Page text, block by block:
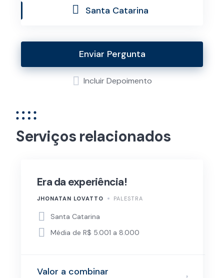
Santa Catarina
Enviar Pergunta
Incluir Depoimento
Serviços relacionados
Era da experiência!
JHONATAN LOVATTO PALESTRA
Santa Catarina
Média de R$ 5.001 a 8.000
Valor a combinar